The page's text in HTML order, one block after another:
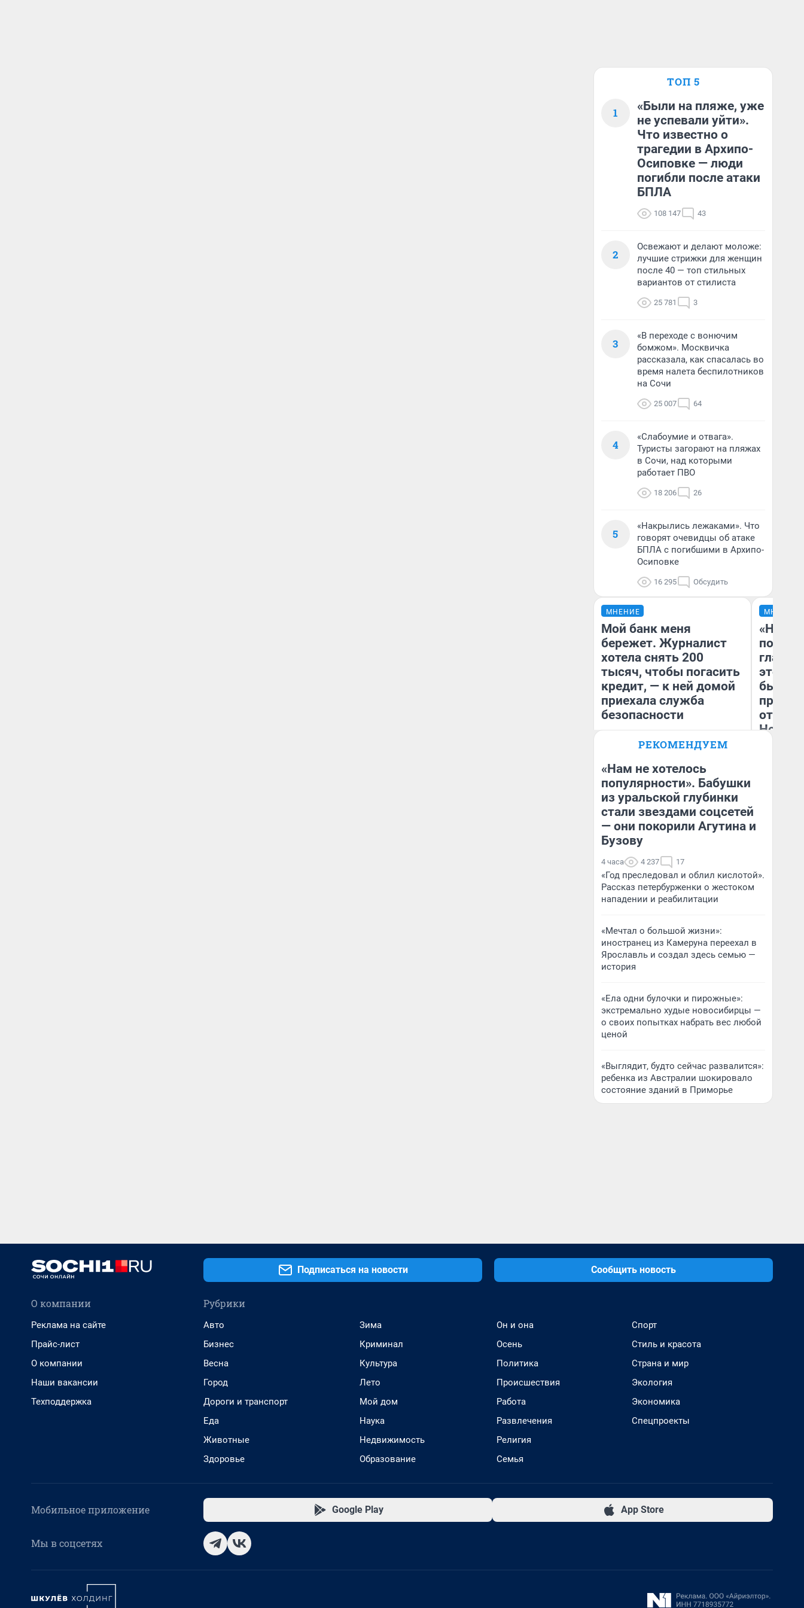
ТОП 5
1
«Были на пляже, уже
не успевали уйти».
Что известно о
трагедии в Архипо-
Осиповке — люди
погибли после атаки
БПЛА
108 147 43
2
Освежают и делают моложе:
лучшие стрижки для женщин
после 40 — топ стильных
вариантов от стилиста
25 781 3
3
«В переходе с вонючим
бомжом». Москвичка
рассказала, как спасалась во
время налета беспилотников
на Сочи
25 007 64
4
«Слабоумие и отвага».
Туристы загорают на пляжах
в Сочи, над которыми
работает ПВО
18 206 26
5
«Накрылись лежаками». Что
говорят очевидцы об атаке
БПЛА с погибшими в Архипо-
Осиповке
16 295 Обсудить
МНЕНИЕ
Мой банк меня
бережет. Журналист
хотела снять 200
тысяч, чтобы погасить
кредит, — к ней домой
приехала служба
безопасности
Ксения Владимирская
МНЕНИЕ
этого
бьет
отзыв
Нолана
РЕКОМЕНДУЕМ
«Нам не хотелось
популярности». Бабушки
из уральской глубинки
стали звездами соцсетей
— они покорили Агутина и
Бузову
4 часа 4 237 17
«Год преследовал и облил кислотой».
Рассказ петербурженки о жестоком
нападении и реабилитации
«Мечтал о большой жизни»:
иностранец из Камеруна переехал в
Ярославль и создал здесь семью —
история
«Ела одни булочки и пирожные»:
экстремально худые новосибирцы —
о своих попытках набрать вес любой
ценой
«Выглядит, будто сейчас развалится»:
ребенка из Австралии шокировало
состояние зданий в Приморье
Подписаться на новости Сообщить новость
О компании
Реклама на сайте
Прайс-лист
О компании
Наши вакансии
Техподдержка
Рубрики
Авто
Бизнес
Весна
Город
Дороги и транспорт
Еда
Животные
Здоровье
Зима
Криминал
Культура
Лето
Мой дом
Наука
Недвижимость
Образование
Он и она
Осень
Политика
Происшествия
Работа
Развлечения
Религия
Семья
Спорт
Стиль и красота
Страна и мир
Экология
Экономика
Спецпроекты
Мобильное приложение Google Play App Store
Мы в соцсетях